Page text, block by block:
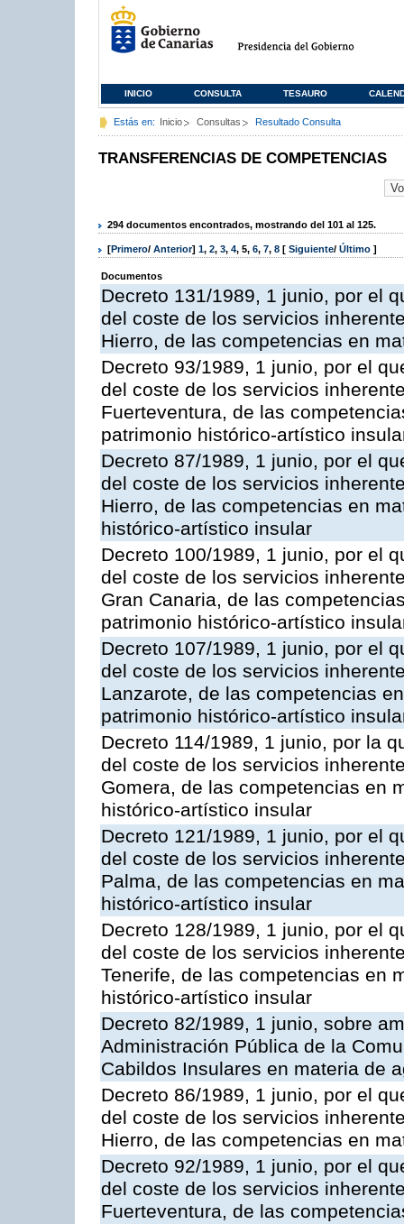
INICIO CONSULTA TESAURO
Estás en: Inicio Consultas Resultado Consulta
TRANSFERENCIAS DE COMPETENCIAS
294 documentos encontrados, mostrando del 101 al 125.
[Primero/ Anterior] 1, 2, 3, 4, 5, 6, 7, 8 [ Siguiente/ Último ]
Documentos
Decreto 131/1989, 1 junio, por el
del coste de los servicios
Hierro, de las competencias en
Decreto 93/1989, 1 junio, por el
del coste de los servicios
Fuerteventura, de las
patrimonio histórico-artístico
Decreto 87/1989, 1 junio, por el
del coste de los servicios
Hierro, de las competencias en
histórico-artístico insular
Decreto 100/1989, 1 junio, por el
del coste de los servicios
Gran Canaria, de las
patrimonio histórico-artístico
Decreto 107/1989, 1 junio, por el
del coste de los servicios
Lanzarote, de las competencias
patrimonio histórico-artístico
Decreto 114/1989, 1 junio, por la
del coste de los servicios
Gomera, de las competencias en
histórico-artístico insular
Decreto 121/1989, 1 junio, por el
del coste de los servicios
Palma, de las competencias en
histórico-artístico insular
Decreto 128/1989, 1 junio, por el
del coste de los servicios
Tenerife, de las competencias en
histórico-artístico insular
Decreto 82/1989, 1 junio, sobre
Administración Pública de la
Cabildos Insulares en materia de
Decreto 86/1989, 1 junio, por el
del coste de los servicios
Hierro, de las competencias en
Decreto 92/1989, 1 junio, por el
del coste de los servicios
Fuerteventura, de las